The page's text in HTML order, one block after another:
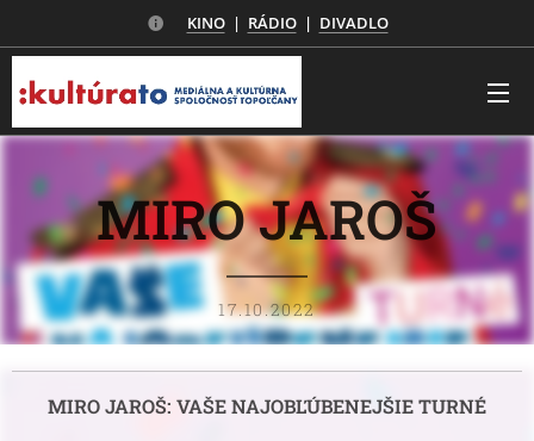
KINO| RÁDIO| DIVADLO
MIRO JAROŠ
17.10.2022
MIRO JAROŠ: VAŠE NAJOBĽÚBENEJŠIE TURNÉ